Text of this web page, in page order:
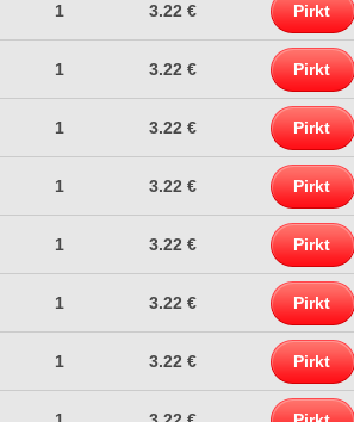
1 3.22 € Pirkt
1 3.22 € Pirkt
1 3.22 € Pirkt
1 3.22 € Pirkt
1 3.22 € Pirkt
1 3.22 € Pirkt
1 3.22 € Pirkt